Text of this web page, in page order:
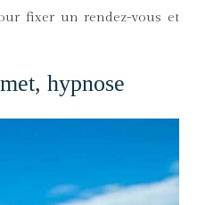
fixer un rendez-vous et
hypnose